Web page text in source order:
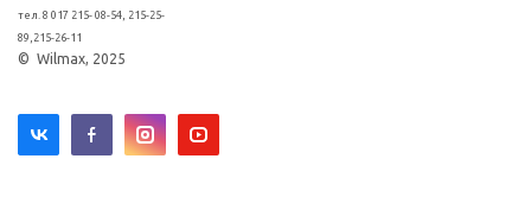
тел. 8 017 215- 08-54, 215-25-
89,215-26-11
© Wilmax, 2025